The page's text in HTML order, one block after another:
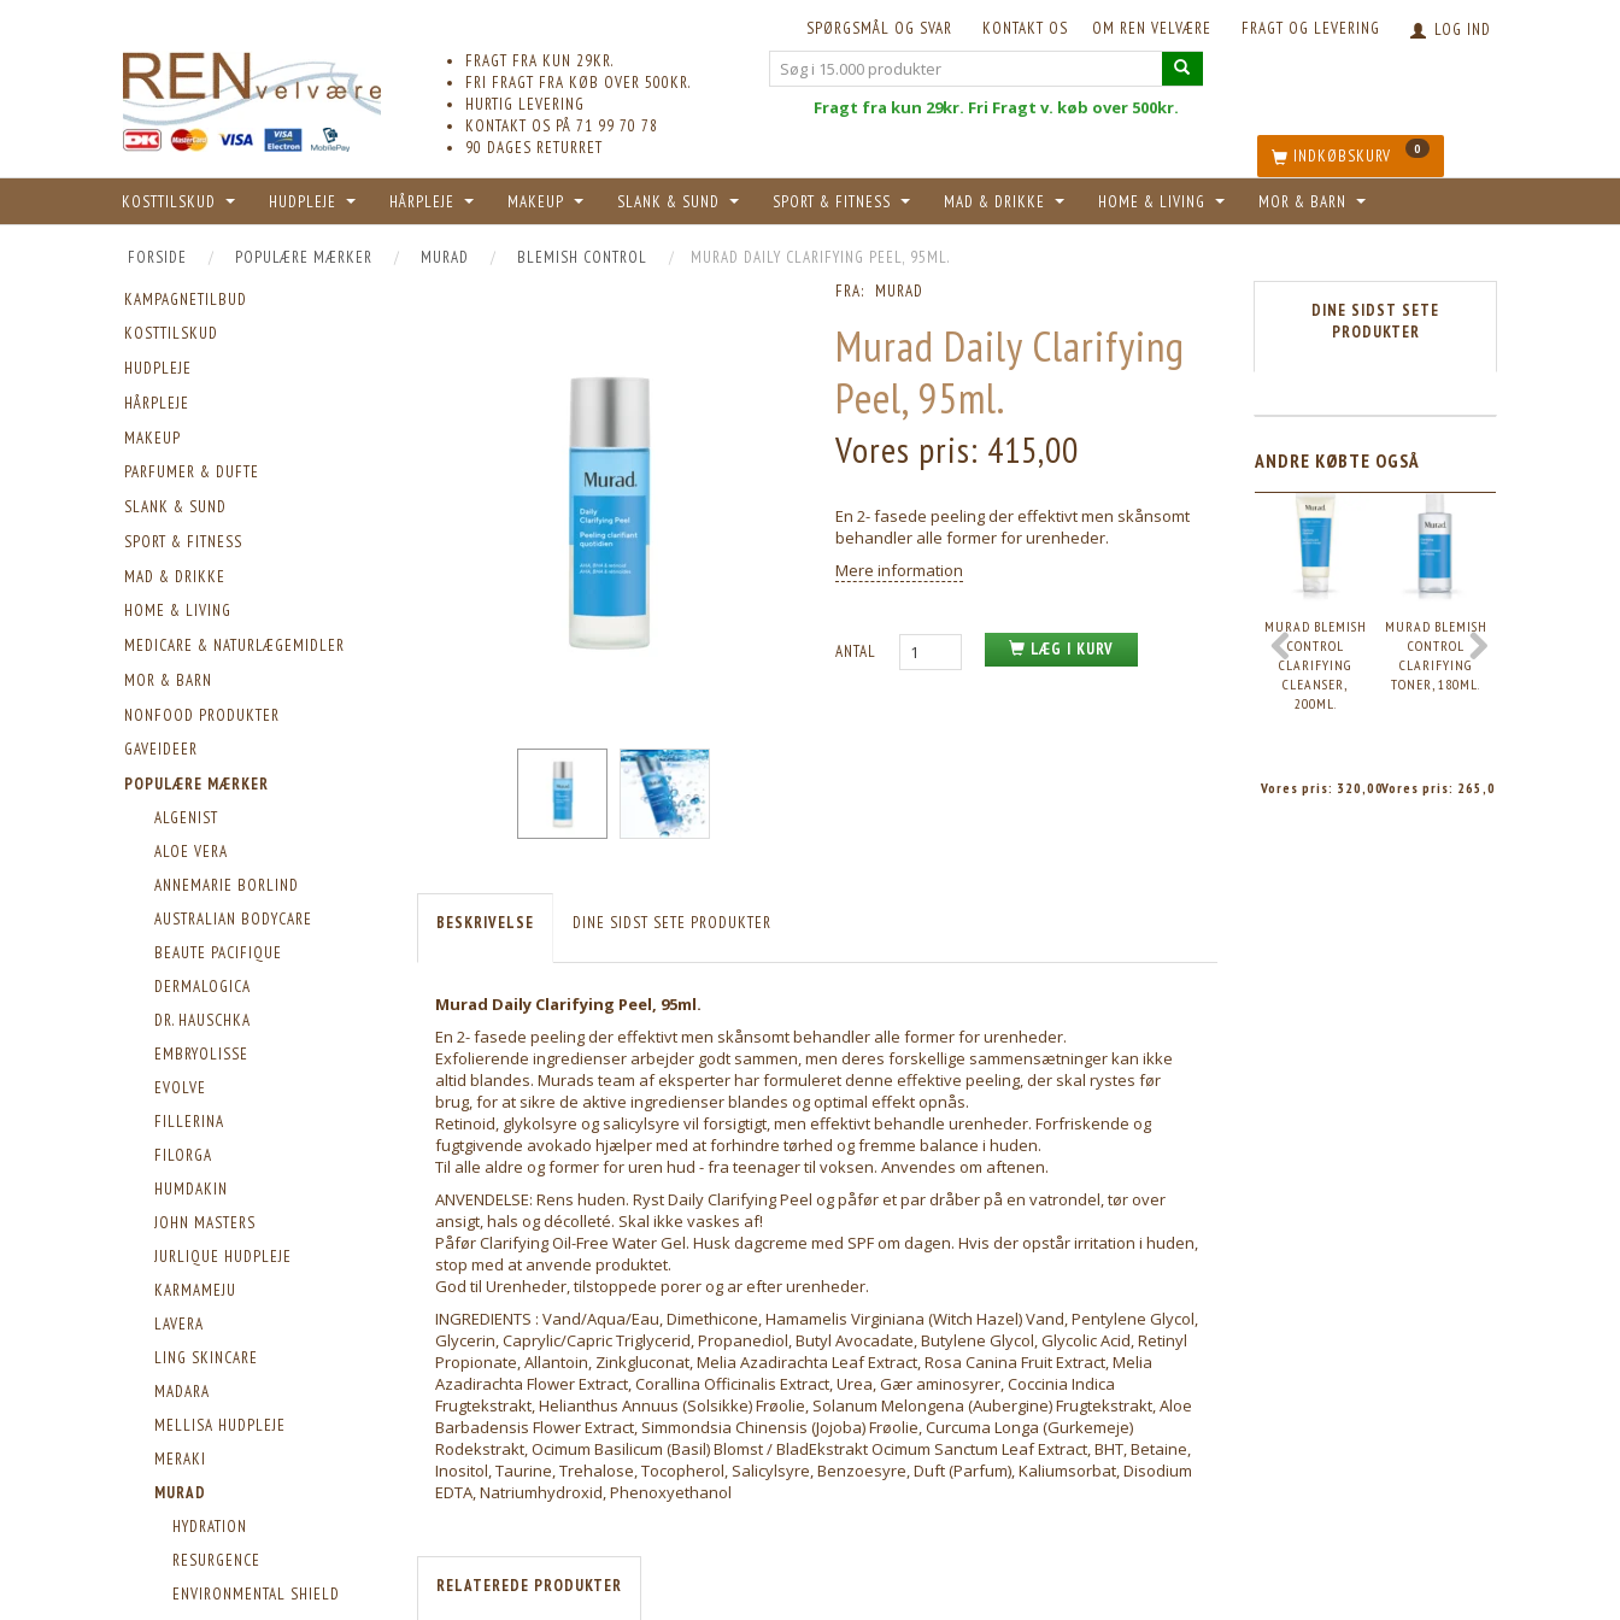
LOG IND
FRAGT OG LEVERING
OM REN VELVÆRE
KONTAKT OS
SPØRGSMÅL OG SVAR
FRAGT FRA KUN 29KR.
FRI FRAGT FRA KØB OVER 500KR.
HURTIG LEVERING
KONTAKT OS PÅ 71 99 70 78
90 DAGES RETURRET
Fragt fra kun 29kr. Fri Fragt v. køb over 500kr.
INDKØBSKURV 0
KOSTTILSKUD HUDPLEJE HÅRPLEJE MAKEUP SLANK & SUND SPORT & FITNESS MAD & DRIKKE HOME & LIVING MOR & BARN
FORSIDE POPULÆRE MÆRKER MURAD BLEMISH CONTROL MURAD DAILY CLARIFYING PEEL, 95ML.
KAMPAGNETILBUD
KOSTTILSKUD
HUDPLEJE
HÅRPLEJE
MAKEUP
PARFUMER & DUFTE
SLANK & SUND
SPORT & FITNESS
MAD & DRIKKE
HOME & LIVING
MEDICARE & NATURLÆGEMIDLER
MOR & BARN
NONFOOD PRODUKTER
GAVEIDEER
POPULÆRE MÆRKER
ALGENIST
ALOE VERA
ANNEMARIE BORLIND
AUSTRALIAN BODYCARE
BEAUTE PACIFIQUE
DERMALOGICA
DR. HAUSCHKA
EMBRYOLISSE
EVOLVE
FILLERINA
FILORGA
HUMDAKIN
JOHN MASTERS
JURLIQUE HUDPLEJE
KARMAMEJU
LAVERA
LING SKINCARE
MADARA
MELLISA HUDPLEJE
MERAKI
MURAD
HYDRATION
RESURGENCE
ENVIRONMENTAL SHIELD
FRA: MURAD
Murad Daily Clarifying
Peel, 95ml.
Vores pris: 415,00
En 2- fasede peeling der effektivt men skånsomt
behandler alle former for urenheder.
Mere information
ANTAL LÆG I KURV
BESKRIVELSE DINE SIDST SETE PRODUKTER
Murad Daily Clarifying Peel, 95ml.
En 2- fasede peeling der effektivt men skånsomt behandler alle former for urenheder.
Exfolierende ingredienser arbejder godt sammen, men deres forskellige sammensætninger kan ikke
altid blandes. Murads team af eksperter har formuleret denne effektive peeling, der skal rystes før
brug, for at sikre de aktive ingredienser blandes og optimal effekt opnås.
Retinoid, glykolsyre og salicylsyre vil forsigtigt, men effektivt behandle urenheder. Forfriskende og
fugtgivende avokado hjælper med at forhindre tørhed og fremme balance i huden.
Til alle aldre og former for uren hud - fra teenager til voksen. Anvendes om aftenen.
ANVENDELSE: Rens huden. Ryst Daily Clarifying Peel og påfør et par dråber på en vatrondel, tør over
ansigt, hals og décolleté. Skal ikke vaskes af!
Påfør Clarifying Oil-Free Water Gel. Husk dagcreme med SPF om dagen. Hvis der opstår irritation i huden,
stop med at anvende produktet.
God til Urenheder, tilstoppede porer og ar efter urenheder.
INGREDIENTS : Vand/Aqua/Eau, Dimethicone, Hamamelis Virginiana (Witch Hazel) Vand, Pentylene Glycol,
Glycerin, Caprylic/Capric Triglycerid, Propanediol, Butyl Avocadate, Butylene Glycol, Glycolic Acid, Retinyl
Propionate, Allantoin, Zinkgluconat, Melia Azadirachta Leaf Extract, Rosa Canina Fruit Extract, Melia
Azadirachta Flower Extract, Corallina Officinalis Extract, Urea, Gær aminosyrer, Coccinia Indica
Frugtekstrakt, Helianthus Annuus (Solsikke) Frøolie, Solanum Melongena (Aubergine) Frugtekstrakt, Aloe
Barbadensis Flower Extract, Simmondsia Chinensis (Jojoba) Frøolie, Curcuma Longa (Gurkemeje)
Rodekstrakt, Ocimum Basilicum (Basil) Blomst / BladEkstrakt Ocimum Sanctum Leaf Extract, BHT, Betaine,
Inositol, Taurine, Trehalose, Tocopherol, Salicylsyre, Benzoesyre, Duft (Parfum), Kaliumsorbat, Disodium
EDTA, Natriumhydroxid, Phenoxyethanol
RELATEREDE PRODUKTER
DINE SIDST SETE
PRODUKTER
ANDRE KØBTE OGSÅ
MURAD BLEMISH
CONTROL
CLARIFYING
CLEANSER,
200ML.
Vores pris: 320,00
MURAD BLEMISH
CONTROL
CLARIFYING
TONER, 180ML.
Vores pris: 265,00